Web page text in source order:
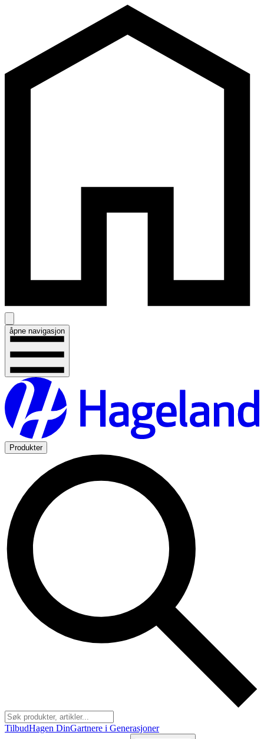
åpne navigasjon
Produkter
TilbudHagen DinGartnere i Generasjoner